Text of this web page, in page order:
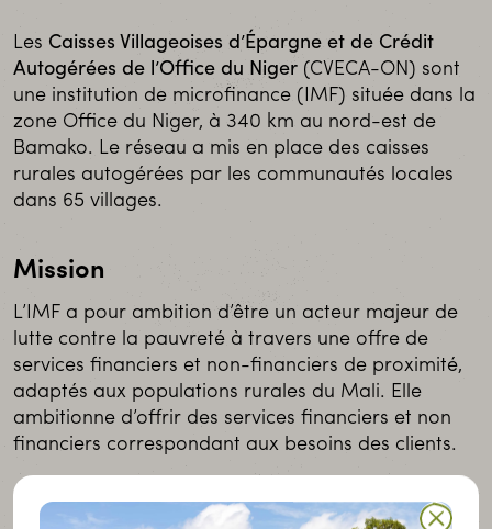
Les Caisses Villageoises d’Épargne et de Crédit
Autogérées de l’Office du Niger (CVECA-ON) sont
une institution de microfinance (IMF) située dans la
zone Office du Niger, à 340 km au nord-est de
Bamako. Le réseau a mis en place des caisses
rurales autogérées par les communautés locales
dans 65 villages.
Mission
L’IMF a pour ambition d’être un acteur majeur de
lutte contre la pauvreté à travers une offre de
services financiers et non-financiers de proximité,
adaptés aux populations rurales du Mali. Elle
ambitionne d’offrir des services financiers et non
financiers correspondant aux besoins des clients.
Secteur d’activités